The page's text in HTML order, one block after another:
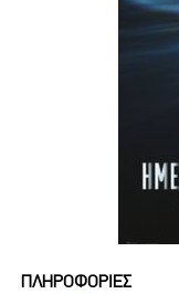
ΠΛΗΡΟΦΟΡΙΕΣ